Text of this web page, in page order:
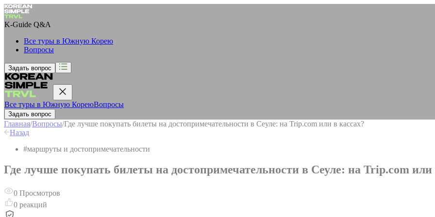
K-Guide Q&A
Все туры в Южную Корею
Вопросы
Задать вопрос
Все туры в Южную КореюВопросы
Задать вопрос
Главная/Вопросы/Где лучше покупать билеты на достопримечательности в Сеуле: на Trip.com или в кассах?
Назад
#маршруты и достопримечательности
Где лучше покупать билеты на достопримечательности в Сеуле: на Trip.com или
0 Просмотров
0 реакций